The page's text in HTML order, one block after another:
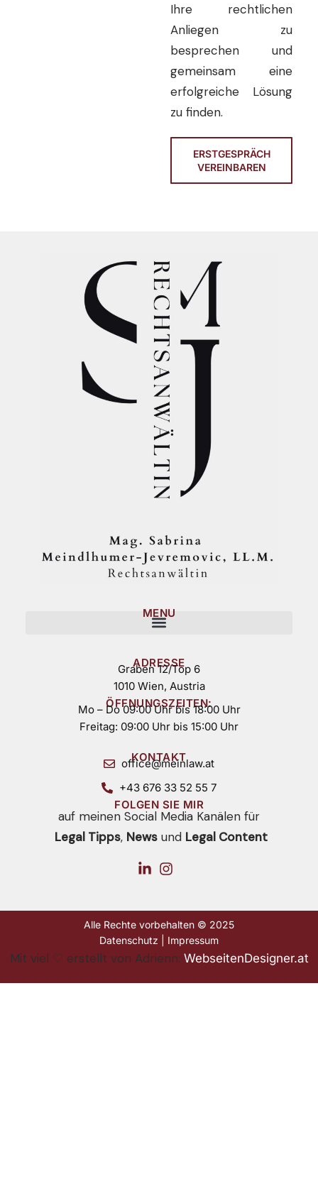
Ihre rechtlichen
Anliegen zu
besprechen und
gemeinsam eine
erfolgreiche Lösung
zu finden.
ERSTGESPRÄCH
VEREINBAREN
MENU
ADRESSE
Graben 12/Top 6
1010 Wien, Austria
ÖFFNUNGSZEITEN:
Mo – Do 09:00 Uhr bis 18:00 Uhr
Freitag: 09:00 Uhr bis 15:00 Uhr
KONTAKT
office@meinlaw.at
+43 676 33 52 55 7
FOLGEN SIE MIR
auf meinen Social Media Kanälen für
Legal Tipps, Newsund Legal Content
Alle Rechte vorbehalten © 2025
Datenschutz
Impressum
Mit viel ♡ erstellt von Adrienn: WebseitenDesigner.at